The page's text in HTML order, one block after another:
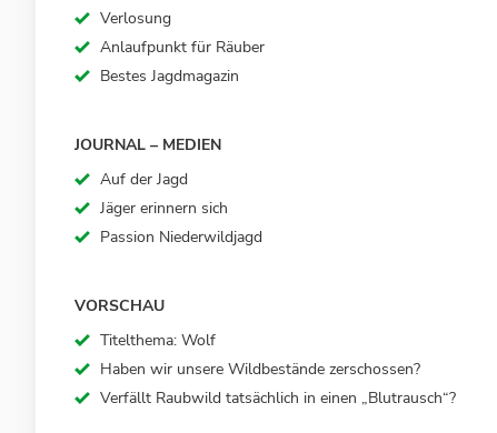
Verlosung
Anlaufpunkt für Räuber
Bestes Jagdmagazin
JOURNAL – MEDIEN
Auf der Jagd
Jäger erinnern sich
Passion Niederwildjagd
VORSCHAU
Titelthema: Wolf
Haben wir unsere Wildbestände zerschossen?
Verfällt Raubwild tatsächlich in einen „Blutrausch“?